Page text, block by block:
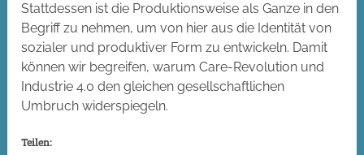
Stattdessen ist die Produktionsweise als Ganze in den
Begriff zu nehmen, um von hier aus die Identität von
sozialer und produktiver Form zu entwickeln. Damit
können wir begreifen, warum Care-Revolution und
Industrie 4.0 den gleichen gesellschaftlichen
Umbruch widerspiegeln.
Teilen: